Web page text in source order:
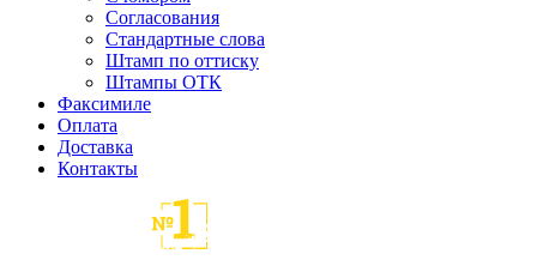
Согласования
Стандартные слова
Штамп по оттиску
Штампы ОТК
Факсимиле
Оплата
Доставка
Контакты